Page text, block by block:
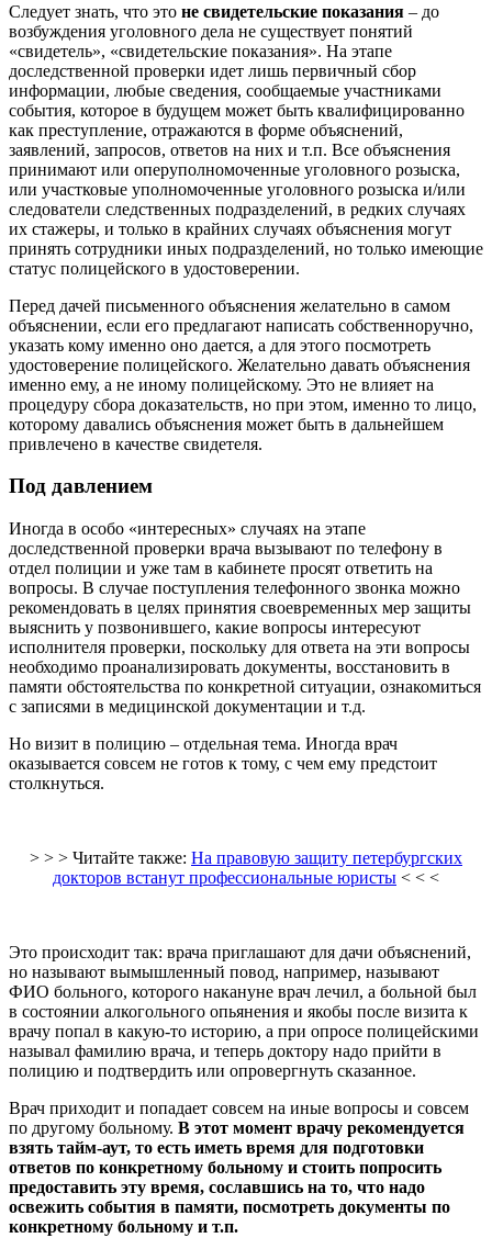
Следует знать, что это не свидетельские показания – до
возбуждения уголовного дела не существует понятий
«свидетель», «свидетельские показания». На этапе
доследственной проверки идет лишь первичный сбор
информации, любые сведения, сообщаемые участниками
события, которое в будущем может быть квалифицированно
как преступление, отражаются в форме объяснений,
заявлений, запросов, ответов на них и т.п. Все объяснения
принимают или оперуполномоченные уголовного розыска,
или участковые уполномоченные уголовного розыска и/или
следователи следственных подразделений, в редких случаях
их стажеры, и только в крайних случаях объяснения могут
принять сотрудники иных подразделений, но только имеющие
статус полицейского в удостоверении.
Перед дачей письменного объяснения желательно в самом
объяснении, если его предлагают написать собственноручно,
указать кому именно оно дается, а для этого посмотреть
удостоверение полицейского. Желательно давать объяснения
именно ему, а не иному полицейскому. Это не влияет на
процедуру сбора доказательств, но при этом, именно то лицо,
которому давались объяснения может быть в дальнейшем
привлечено в качестве свидетеля.
Под давлением
Иногда в особо «интересных» случаях на этапе
доследственной проверки врача вызывают по телефону в
отдел полиции и уже там в кабинете просят ответить на
вопросы. В случае поступления телефонного звонка можно
рекомендовать в целях принятия своевременных мер защиты
выяснить у позвонившего, какие вопросы интересуют
исполнителя проверки, поскольку для ответа на эти вопросы
необходимо проанализировать документы, восстановить в
памяти обстоятельства по конкретной ситуации, ознакомиться
с записями в медицинской документации и т.д.
Но визит в полицию – отдельная тема. Иногда врач
оказывается совсем не готов к тому, с чем ему предстоит
столкнуться.
> > > Читайте также: На правовую защиту петербургских
докторов встанут профессиональные юристы < < <
Это происходит так: врача приглашают для дачи объяснений,
но называют вымышленный повод, например, называют
ФИО больного, которого накануне врач лечил, а больной был
в состоянии алкогольного опьянения и якобы после визита к
врачу попал в какую-то историю, а при опросе полицейскими
называл фамилию врача, и теперь доктору надо прийти в
полицию и подтвердить или опровергнуть сказанное.
Врач приходит и попадает совсем на иные вопросы и совсем
по другому больному. В этот момент врачу рекомендуется
взять тайм-аут, то есть иметь время для подготовки
ответов по конкретному больному и стоить попросить
предоставить эту время, сославшись на то, что надо
освежить события в памяти, посмотреть документы по
конкретному больному и т.п.